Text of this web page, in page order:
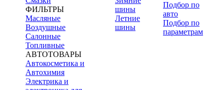
ФИЛЬТРЫ
Масляные
Воздушные
Салонные
Топливные
АВТОТОВАРЫ
Автокосметика и
Автохимия
Электрика и
шины
Летние
шины
Подбор по
авто
Подбор по
параметрам